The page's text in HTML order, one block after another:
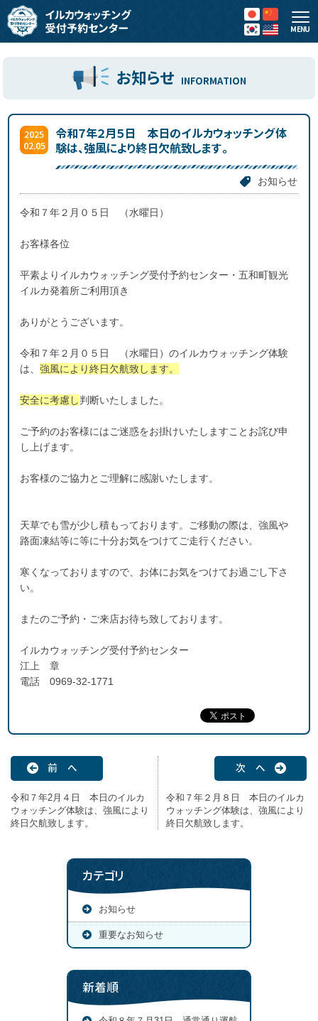
MENU
お知らせ INFORMATION
2025
02.05
令和７年２月５日 本日のイルカウォッチング体
験は、強風により終日欠航致します。
お知らせ
令和７年２月０５日 （水曜日）
お客様各位
平素よりイルカウォッチング受付予約センター・五和町観光
イルカ発着所ご利用頂き
ありがとうございます。
令和７年２月０５日 （水曜日）のイルカウォッチング体験
は、強風により終日欠航致します。
安全に考慮し判断いたしました。
ご予約のお客様にはご迷惑をお掛けいたしますことお詫び申
し上げます。
お客様のご協力とご理解に感謝いたします。
天草でも雪が少し積もっております。ご移動の際は、強風や
路面凍結等に等に十分お気をつけてご走行ください。
寒くなっておりますので、お体にお気をつけてお過ごし下さ
い。
またのご予約・ご来店お待ち致しております。
イルカウォッチング受付予約センター
江上 章
電話 0969-32-1771
前 へ
令和７年2月４日 本日のイルカ
ウォッチング体験は、強風により
終日欠航致します。
次 へ
令和７年２月８日 本日のイルカ
ウォッチング体験は、強風により
終日欠航致します。
カテゴリ
お知らせ
重要なお知らせ
新着順